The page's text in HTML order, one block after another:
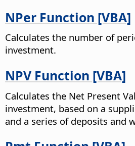
NPer Function [VBA]
Calculates the number of
investment.
NPV Function [VBA]
Calculates the Net Present
investment, based on a
and a series of deposits and